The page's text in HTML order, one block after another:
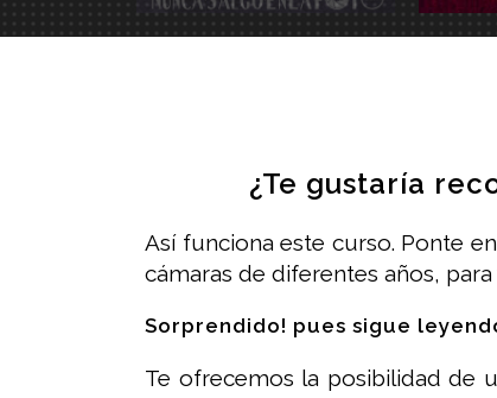
¿Te gustaría
Así funciona este curso. Ponte
cámaras de diferentes años,
Sorprendido! pues sigue
Te ofrecemos la posibilidad de